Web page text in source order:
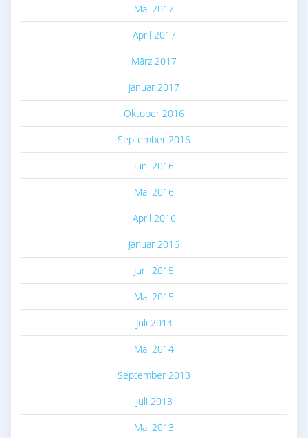
Mai 2017
April 2017
März 2017
Januar 2017
Oktober 2016
September 2016
Juni 2016
Mai 2016
April 2016
Januar 2016
Juni 2015
Mai 2015
Juli 2014
Mai 2014
September 2013
Juli 2013
Mai 2013